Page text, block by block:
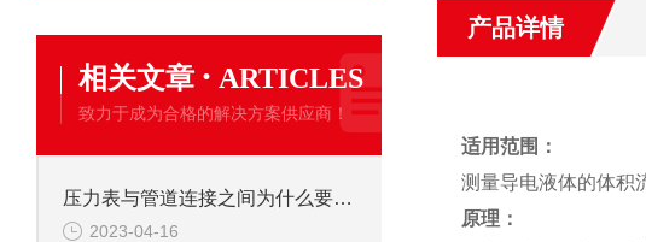
相关文章 · ARTICLES
致力于成为合格的解决方案供应商！
压力表与管道连接之间为什么要弯一个圈
2023-04-16
产品详情
适用范围：
测量导电液体的体积
原理：